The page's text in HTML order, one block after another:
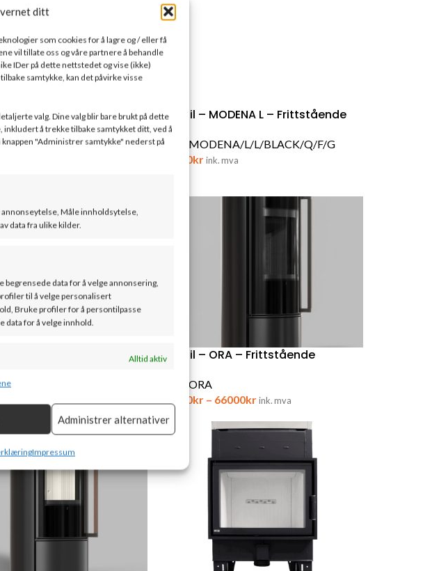
ditt
som cookies for å lagre og / eller få
vil tillate oss og våre partnere å behandle
IDer på dette nettstedet og vise (ikke)
samtykke, kan det påvirke visse
valg. Dine valg blir bare brukt på dette
å trekke tilbake samtykket ditt, ved å
"Administrer samtykke" nederst på
Måle innholdsytelse,
data fra ulike kilder.
begrensede data for å velge annonsering,
til å velge personalisert
Bruke profiler for å persontilpasse
data for å velge innhold.
Alltid aktiv
enheter, Identifisere
og rette feil, Levere
personvernvalg.
Alltid aktiv
Administrer alternativer
Impressum
810/410 –
Bålstil – MODENA L – Frittstående
SKU: MODENA/L/L/BLACK/Q/F/G
50000kr ink. mva
S – Frittstående
S/L/BLACK/Q/F/G
Bålstil – ORA – Frittstående
ORA
36000kr – 66000kr ink. mva